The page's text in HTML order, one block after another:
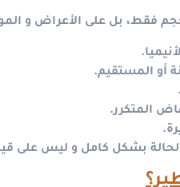
فقط، بل على الأعراض و
أو المستقيم.
المتكرر.
الحالة بشكل كامل و ليس على